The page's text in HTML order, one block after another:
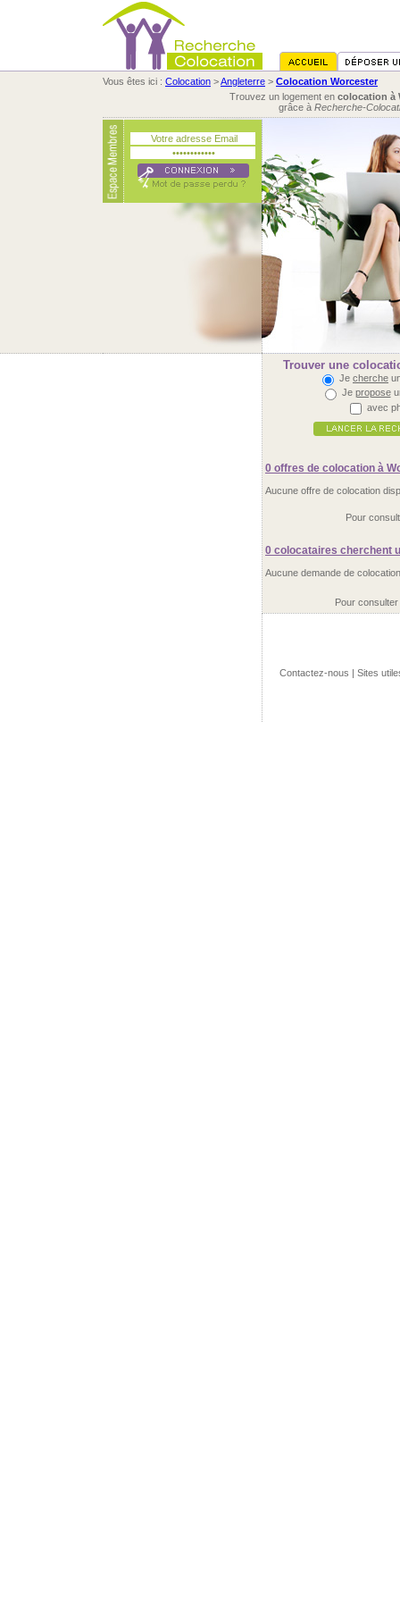
Vous êtes ici : Colocation >Angleterre > Colocation Worcester
Trouvez un logement en colocation à
grâce à Recherche-
Trouver une
Je cherche
Je propose
avec
0 offres de colocation à
Aucune offre de colocation
Pour
0 colocataires cherchent
Aucune demande de
Pour
Contactez-nous | Sites